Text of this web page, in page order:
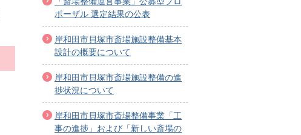
ポーザル 選定結果の公表
岸和田市貝塚市斎場施設整備基本
設計の概要について
岸和田市貝塚市斎場施設整備の進
捗状況について
岸和田市貝塚市斎場整備事業「工
事の進捗」および「新しい斎場の